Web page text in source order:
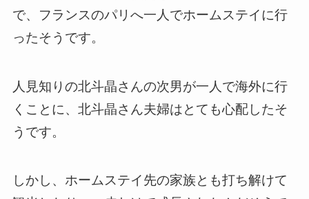
で、フランスのパリへ一人でホームステイに行
ったそうです。
人見知りの北斗晶さんの次男が一人で海外に行
くことに、北斗晶さん夫婦はとても心配したそ
うです。
しかし、ホームステイ先の家族とも打ち解けて